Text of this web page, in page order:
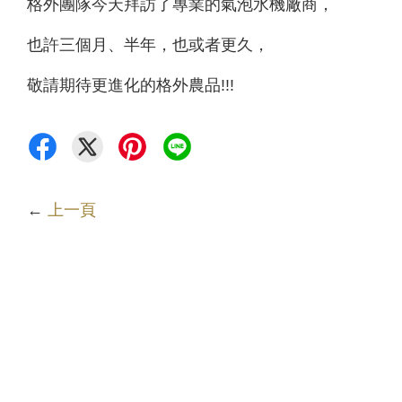
格外團隊今天拜訪了專業的氣泡水機廠商，
也許三個月、半年，也或者更久，
敬請期待更進化的格外農品!!!
← 上一頁